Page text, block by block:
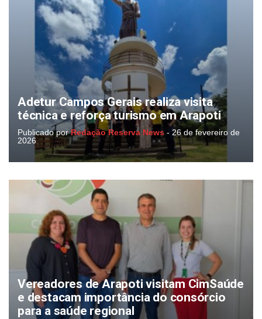
Adetur Campos Gerais realiza visita
técnica e reforça turismo em Arapoti
Publicado por Redação Reserva News - 26 de fevereiro de
2026
Vereadores de Arapoti visitam CimSaúde
e destacam importância do consórcio
para a saúde regional